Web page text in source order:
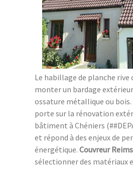
Le habillage de planche rive
monter un bardage
ossature métallique ou
porte sur la rénovation
bâtiment à Chéniers
et répond à des enjeux de
énergétique. Couvreur Reims
sélectionner des matériaux